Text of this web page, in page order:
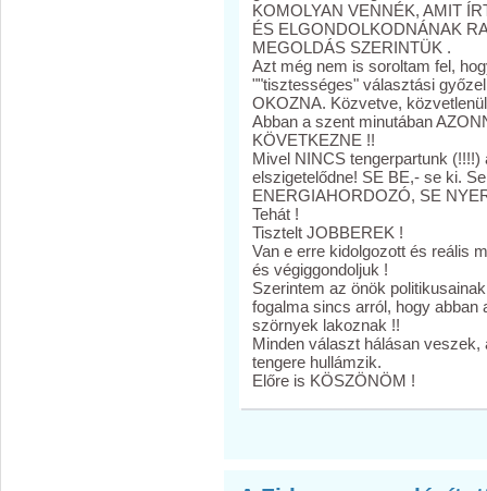
KOMOLYAN VENNÉK, AMIT
ÉS ELGONDOLKODNÁNAK
MEGOLDÁS SZERINTÜK .
Azt még nem is soroltam fel,
""tisztességes" választási
OKOZNA. Közvetve,
Abban a szent minutában
KÖVETKEZNE !!
Mivel NINCS tengerpartunk
elszigetelődne! SE BE,- se ki.
ENERGIAHORDOZÓ, SE
Tehát !
Tisztelt JOBBEREK !
Van e erre kidolgozott és reális
és végiggondoljuk !
Szerintem az önök
fogalma sincs arról, hogy abban
szörnyek lakoznak !!
Minden választ hálásan
tengere hullámzik.
Előre is KÖSZÖNÖM !